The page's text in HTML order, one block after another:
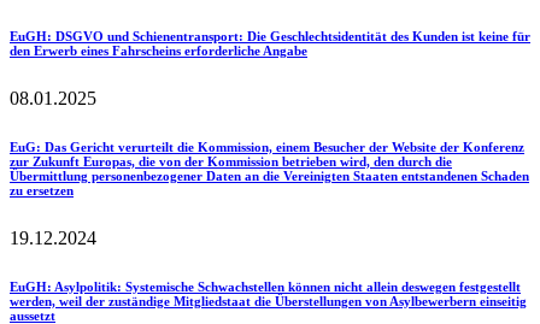
EuGH: DSGVO und Schienentransport: Die Geschlechtsidentität des Kunden ist keine für
den Erwerb eines Fahrscheins erforderliche Angabe
08.01.2025
EuG: Das Gericht verurteilt die Kommission, einem Besucher der Website der Konferenz
zur Zukunft Europas, die von der Kommission betrieben wird, den durch die
Übermittlung personenbezogener Daten an die Vereinigten Staaten entstandenen Schaden
zu ersetzen
19.12.2024
EuGH: Asylpolitik: Systemische Schwachstellen können nicht allein deswegen festgestellt
werden, weil der zuständige Mitgliedstaat die Überstellungen von Asylbewerbern einseitig
aussetzt